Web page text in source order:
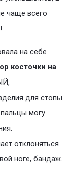
чаще всего
на себе
косточки на
для стопы
могу
отклоняться
ноге, бандаж.